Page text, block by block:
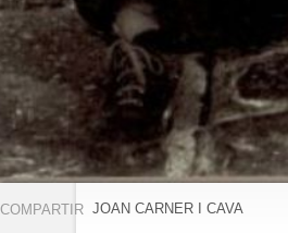
COMPARTIR JOAN CARNER I CAVA